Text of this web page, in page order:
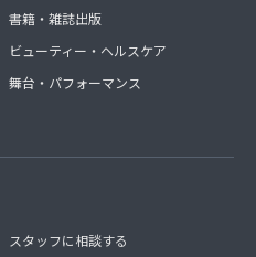
書籍・雑誌出版
ビューティー・ヘルスケア
舞台・パフォーマンス
スタッフに相談する